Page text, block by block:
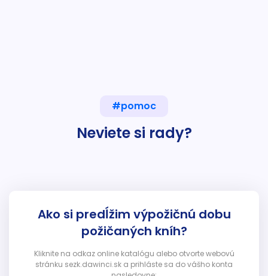
#pomoc
Neviete si rady?
Ako si predĺžim výpožičnú dobu
požičaných kníh?
Kliknite na odkaz online katalógu alebo otvorte webovú
stránku sezk.dawinci.sk a prihláste sa do vášho konta